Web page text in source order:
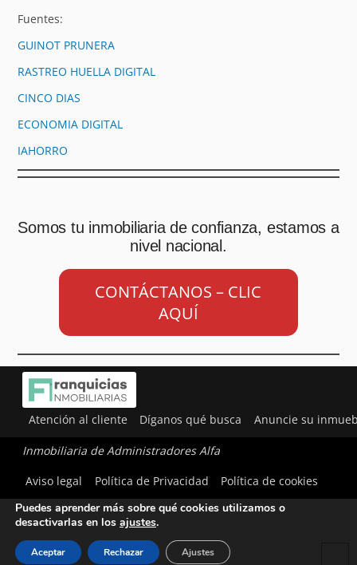
Fuentes:
GUINOT PRUNERA
RASTREO HUELLA DIGITAL
CINCO DIAS
ECONOMIA DIGITAL
IAHORRO
Somos tu inmobiliaria de confianza, estamos a
nivel nacional.
CONTÁCTANOS – CLIC
AQUÍ
Atención al cliente Díganos qué busca Anuncie su
Inmobiliaria de Administradores Alfa
Aviso legal
Política de Privacidad Política de cookies
Utilizamos cookies para ofrecerte la mejor experiencia en
Puedes aprender más sobre qué cookies utilizamos o
desactivarlas en los ajustes.
Aceptar Rechazar Ajustes